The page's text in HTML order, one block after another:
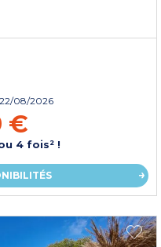
08/2026
€
4 fois² !